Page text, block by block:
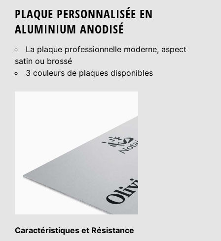
PLAQUE PERSONNALISÉE EN
ALUMINIUM ANODISÉ
La plaque professionnelle moderne, aspect
satin ou brossé
3 couleurs de plaques disponibles
Caractéristiques et Résistance